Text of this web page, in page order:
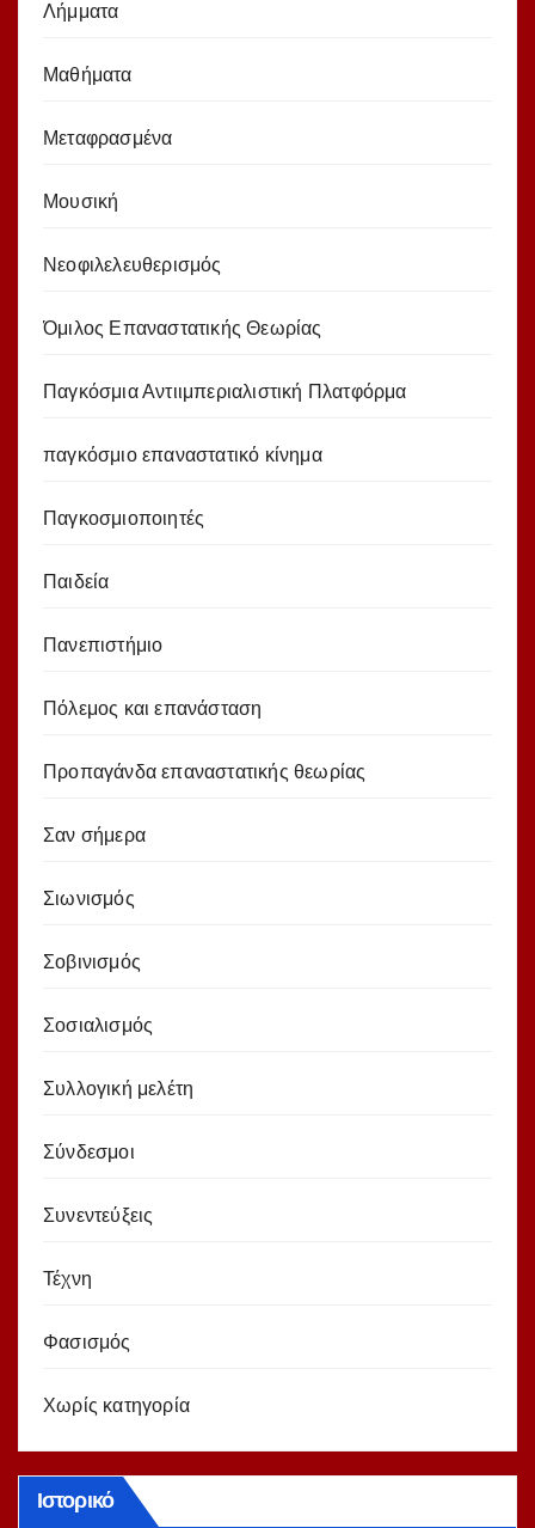
Λήμματα
Μαθήματα
Μεταφρασμένα
Μουσική
Νεοφιλελευθερισμός
Όμιλος Επαναστατικής Θεωρίας
Παγκόσμια Αντιιμπεριαλιστική Πλατφόρμα
παγκόσμιο επαναστατικό κίνημα
Παγκοσμιοποιητές
Παιδεία
Πανεπιστήμιο
Πόλεμος και επανάσταση
Προπαγάνδα επαναστατικής θεωρίας
Σαν σήμερα
Σιωνισμός
Σοβινισμός
Σοσιαλισμός
Συλλογική μελέτη
Σύνδεσμοι
Συνεντεύξεις
Τέχνη
Φασισμός
Χωρίς κατηγορία
Ιστορικό